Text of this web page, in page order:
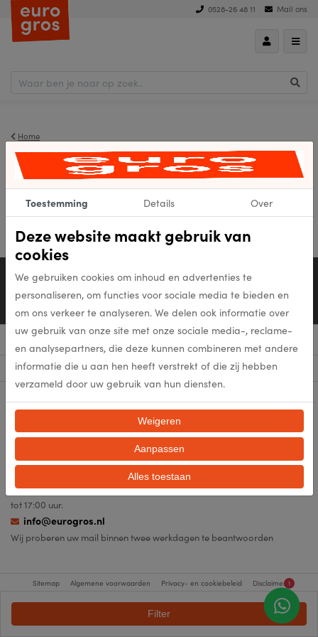
0528-26 48 11 Mail ons
Home
Perry
Filter
0 Productgevonden
naar laag
Persoonlijk advies
0528-26 48 11
Mail ons
Categorieën
Volg ons op social media en blijf op de hoogte van de laatste nieuwtjes!
Bereikbaar op maandag van 10:00-17:00 en dinsdag t/m vrijdag 8:00
tot 17:00 uur.
info@eurogros.nl
Wij proberen uw mail binnen twee werkdagen te beantwoorden
Sitemap Algemene voorwaarden Privacy- en cookiebeleid Disclaimer 1
Toestemming Details Over
Deze website maakt gebruik van
cookies
We gebruiken cookies om inhoud en advertenties te
personaliseren, om functies voor sociale media te bieden en
om ons verkeer te analyseren. We delen ook informatie over
uw gebruik van onze site met onze sociale media-, reclame-
en analysepartners, die deze kunnen combineren met andere
informatie die u aan hen heeft verstrekt of die zij hebben
verzameld door uw gebruik van hun diensten.
Weigeren
Aanpassen
Alles toestaan